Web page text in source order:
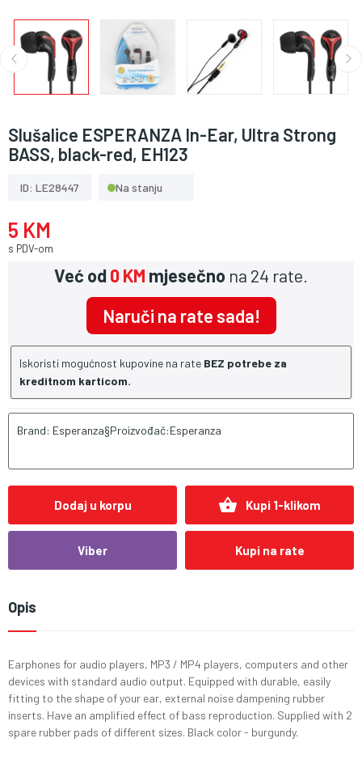
Slušalice ESPERANZA In-Ear, Ultra Strong
BASS, black-red, EH123
ID: LE28447 Na stanju
5 KM
s PDV-om
Već od0 KM mjesečno na 24 rate.
Naruči na rate sada!
Iskoristi mogućnost kupovine na rate BEZ potrebe za
kreditnom karticom.
Brand: Esperanza§Proizvođač:Esperanza
Dodaj u korpu shopping_basket Kupi 1-klikom
Viber Kupi na rate
Opis
Earphones for audio players, MP3 / MP4 players, computers and other
devices with standard audio output. Equipped with durable, easily
fitting to the shape of your ear, external noise dampening rubber
inserts. Have an amplified effect of bass reproduction. Supplied with 2
spare rubber pads of different sizes. Black color - burgundy.